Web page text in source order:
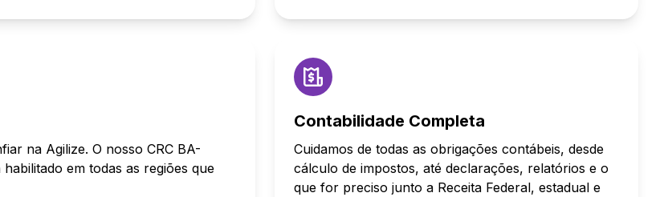
na Agilize. O nosso CRC BA-
em todas as regiões que
Contabilidade Completa
Cuidamos de todas as obrigações contábeis, desde
cálculo de impostos, até declarações, relatórios e o
que for preciso junto a Receita Federal, estadual e